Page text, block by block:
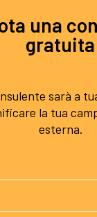
una
gratuita
sarà a
la tua
esterna.